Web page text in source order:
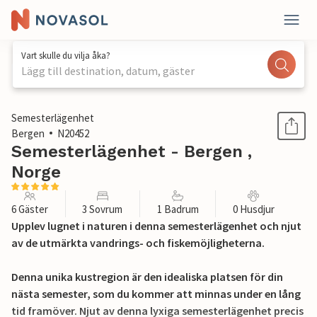
Vart skulle du vilja åka?
Lägg till destination, datum, gäster
1 / 24
Semesterlägenhet
Bergen
N20452
Semesterlägenhet - Bergen ,
Norge
6 Gäster 3 Sovrum 1 Badrum 0 Husdjur
Upplev lugnet i naturen i denna semesterlägenhet och njut
av de utmärkta vandrings- och fiskemöjligheterna.
Denna unika kustregion är den idealiska platsen för din
nästa semester, som du kommer att minnas under en lång
tid framöver. Njut av denna lyxiga semesterlägenhet precis